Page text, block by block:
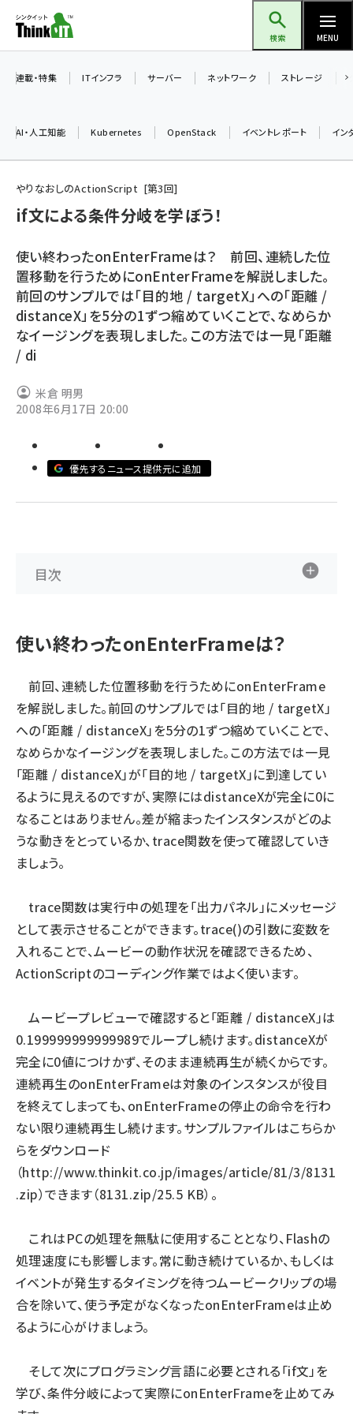
ン
ツ
検索 MENU
加藤銘のチーム貢献～仲間と築いた勝利の絆～ (2352)
北海道をのんびり旅する晴山佳須夫のヒント集！ (2072)
drupal (1984)
genai (1506)
連載・特集 ITインフラ サーバー ネットワーク ストレージ
AI・人工知能 Kubernetes OpenStack イベントレポート イン
やりなおしのActionScript 第3回
if文による条件分岐を学ぼう！
使い終わったonEnterFrameは？ 前回、連続した位
置移動を行うためにonEnterFrameを解説しました。
前回のサンプルでは「目的地 / targetX」への「距離 /
distanceX」を5分の1ずつ縮めていくことで、なめらか
なイージングを表現しました。この方法では一見「距離
/ di
米倉 明男
2008年6月17日 20:00
優先するニュース提供元に追加
目次
使い終わったonEnterFrameは？
前回、連続した位置移動を行うためにonEnterFrame
を解説しました。前回のサンプルでは「目的地 / targetX」
への「距離 / distanceX」を5分の1ずつ縮めていくことで、
なめらかなイージングを表現しました。この方法では一見
「距離 / distanceX」が「目的地 / targetX」に到達してい
るように見えるのですが、実際にはdistanceXが完全に0に
なることはありません。差が縮まったインスタンスがどのよ
うな動きをとっているか、trace関数を使って確認していき
ましょう。
trace関数は実行中の処理を「出力パネル」にメッセージ
として表示させることができます。trace()の引数に変数を
入れることで、ムービーの動作状況を確認できるため、
ActionScriptのコーディング作業ではよく使います。
ムービープレビューで確認すると「距離 / distanceX」は
0.199999999999989でループし続けます。distanceXが
完全に0値につけかず、そのまま連続再生が続くからです。
連続再生のonEnterFrameは対象のインスタンスが役目
を終えてしまっても、onEnterFrameの停止の命令を行わ
ない限り連続再生し続けます。サンプルファイルはこちらか
らをダウンロード
（http://www.thinkit.co.jp/images/article/81/3/8131
.zip）できます（8131.zip/25.5 KB）。
これはPCの処理を無駄に使用することとなり、Flashの
処理速度にも影響します。常に動き続けているか、もしくは
イベントが発生するタイミングを待つムービークリップの場
合を除いて、使う予定がなくなったonEnterFrameは止め
るように心がけましょう。
そして次にプログラミング言語に必要とされる「if文」を
学び、条件分岐によって実際にonEnterFrameを止めてみ